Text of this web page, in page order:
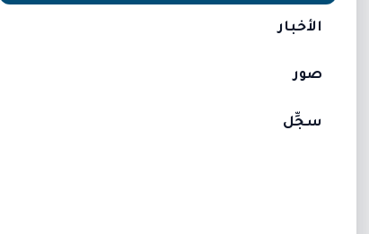
الأخبار
صور
سجِّل
الدكتورة ديما جمالي مؤثرة في مجال الفكر،
وعلى المستوى العالمي. تشغل حالياً منصب
أن كانت سابقاً نائب الرئيس للشؤون
من أشد الداعمين لمواضيع الاستدامة
بما في ذلك